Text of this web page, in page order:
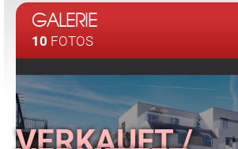
GALERIE
10 FOTOS